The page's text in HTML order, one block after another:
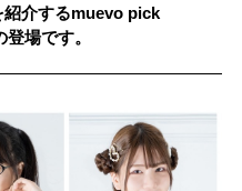
SSW
紹介するmuevo pick
場です。